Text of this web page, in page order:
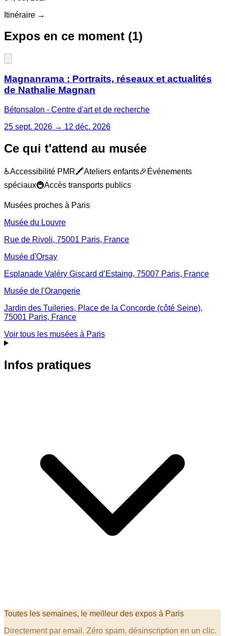
Itinéraire →
Expos en ce moment (1)
Magnanrama : Portraits, réseaux et actualités
de Nathalie Magnan
Bétonsalon - Centre d'art et de recherche
25 sept. 2026 → 12 déc. 2026
Ce qui t'attend au musée
♿Accessibilité PMR🖍️Ateliers enfants🎉 Événements
spéciaux🚇Accès transports publics
Musées proches à Paris
Musée du Louvre
Rue de Rivoli, 75001 Paris, France
Musée d'Orsay
Esplanade Valéry Giscard d’Estaing, 75007 Paris, France
Musée de l'Orangerie
Jardin des Tuileries, Place de la Concorde (côté Seine),
75001 Paris, France
Voir tous les musées à Paris
Infos pratiques
Toutes les semaines, le meilleur des expos à Paris
Directement par email. Zéro spam, désinscription en un clic.